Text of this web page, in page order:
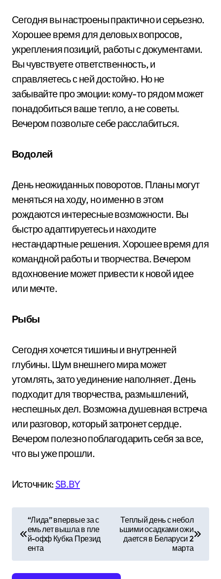
Сегодня вы настроены практично и серьезно.
Хорошее время для деловых вопросов,
укрепления позиций, работы с документами.
Вы чувствуете ответственность, и
справляетесь с ней достойно. Но не
забывайте про эмоции: кому-то рядом может
понадобиться ваше тепло, а не советы.
Вечером позвольте себе расслабиться.
Водолей
День неожиданных поворотов. Планы могут
меняться на ходу, но именно в этом
рождаются интересные возможности. Вы
быстро адаптируетесь и находите
нестандартные решения. Хорошее время для
командной работы и творчества. Вечером
вдохновение может привести к новой идее
или мечте.
Рыбы
Сегодня хочется тишины и внутренней
глубины. Шум внешнего мира может
утомлять, зато уединение наполняет. День
подходит для творчества, размышлений,
неспешных дел. Возможна душевная встреча
или разговор, который затронет сердце.
Вечером полезно поблагодарить себя за все,
что вы уже прошли.
Источник:SB.BY
в
“Лида” впервые за с
емь лет вышла в пле
й-офф Кубка Презид
ента
Теплый день с небол
ьшими осадками ожи
дается в Беларуси 2
марта